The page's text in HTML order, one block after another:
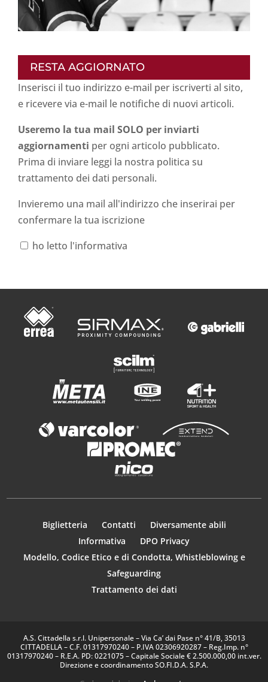
RESTA AGGIORNATO
Inserisci il tuo indirizzo e-mail per iscriverti al sito,
e ricevere via e-mail le notifiche di nuovi articoli.
Useremo la tua mail SOLO per inviarti
aggiornamenti per ogni articolo pubblicato.
Prima di inviare leggi la nostra politica su
trattamento dei dati personali.
Invieremo una mail all'indirizzo che inserirai per
confermare la tua iscrizione
ho letto l'informativa
Biglietteria Contatti
Diversamente abili
Informativa
DPO Privacy
Modello, Codice Etico e di Condotta, Whistleblowing e
Safeguarding
Trattamento dei dati
A.S. Cittadella s.r.l. Unipersonale – Via Ca’ dai Pase n° 41/B, 35013
CITTADELLA – C.F. 01317970240 – P.IVA 02306920287 – Reg.Imp. n°
01317970240 – R.E.A. PD: 0221075 – Capitale Sociale € 2.500.000,00 int.ver.
Direzione e coordinamento SO.FI.D.A. S.P.A.